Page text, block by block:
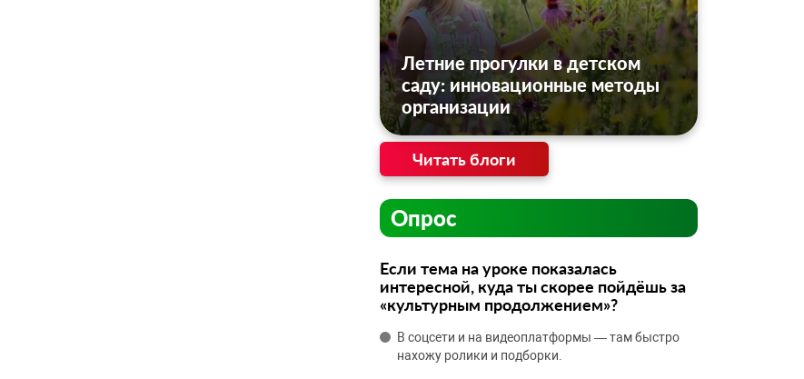
Летние прогулки в детском
саду: инновационные методы
организации
Читать блоги
Опрос
Если тема на уроке показалась
интересной, куда ты скорее пойдёшь за
«культурным продолжением»?
В соцсети и на видеоплатформы — там быстро
нахожу ролики и подборки.